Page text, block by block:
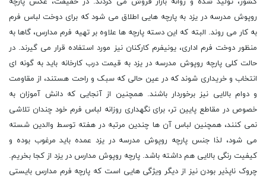
روپوش مدرسه در یزد به پارچه هایی اطلاق می شود که برای دوخت لباس فرم
به کار می روند. البته که این دسته پارچه ها علاوه بر تهیه فرم مدارس، گاها به
منظور دوخت فرم اداری، یونیفرم کارکنان نیز مورد استفاده قرار می گیرند. در
حالت کلی پارچه روپوش مدرسه در یزد به قیمت درب کارخانه باید به گونه ای
انتخاب و خریداری شوند که در عین حالی که سبک و راحت هستند، از مقاومت
و دوام بالایی نیز برخوردار باشند. همچنین از آنجایی که دانش آموزان به
خصوص در مقاطع پایین تر، برای نگهداری روزانه لباس فرم خود چندان تلاشی
نمی کنند، همچنین لباس آن ها چندین مرتبه در هفته توسط والدین شسته
می شود، لذا جنس پارچه روپوش مدرسه در یزد عمده باید مرغوب بوده و
کیفیت رنگی بالایی هم داشته باشد. پارچه روپوش مدارس در یزد از کجا بخریم.
چروک ناپذیر بودن نیز از دیگر ویژگی هایی است که پارچه فرم مدارس بایستی